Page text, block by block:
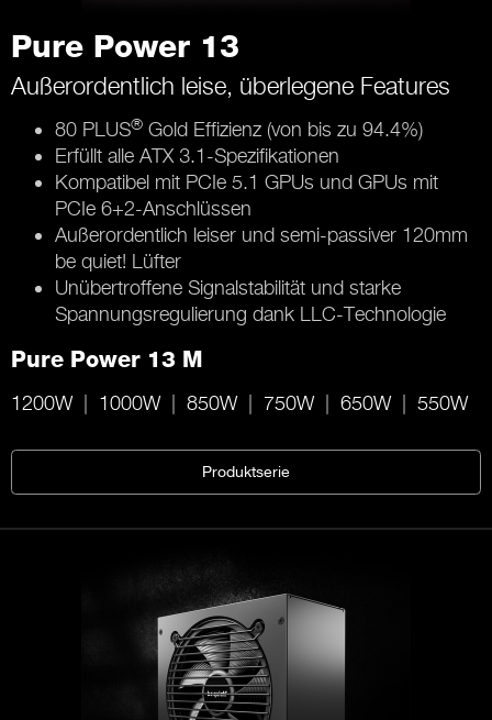
Pure Power 13
Außerordentlich leise, überlegene Features
80 PLUS® Gold Effizienz (von bis zu 94.4%)
Erfüllt alle ATX 3.1-Spezifikationen
Kompatibel mit PCIe 5.1 GPUs und GPUs mit
PCIe 6+2-Anschlüssen
Außerordentlich leiser und semi-passiver 120mm
be quiet! Lüfter
Unübertroffene Signalstabilität und starke
Spannungsregulierung dank LLC-Technologie
Pure Power 13 M
1200W 1000W 850W 750W 650W 550W
Produktserie